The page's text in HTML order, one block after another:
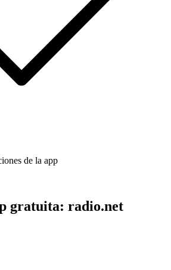
de la app
gratuita: radio.net